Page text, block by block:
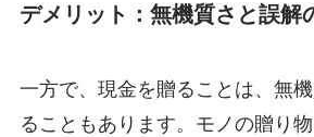
デメリット：無機質さと誤解
一方で、現金を贈ることは、無
ることもあります。モノの贈り